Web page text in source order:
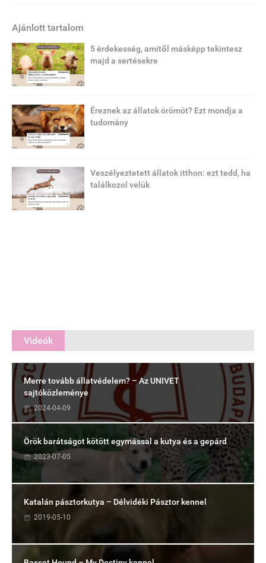
Ajánlott tartalom
5 érdekesség, amitől másképp tekintesz
majd a sertésekre
Éreznek az állatok örömöt? Ezt mondja a
tudomány
Veszélyeztetett állatok itthon: ezt tedd, ha
találkozol velük
Videók
Merre tovább állatvédelem? – Az UNIVET
sajtóközleménye
2024-04-09
Örök barátságot kötött egymással a kutya és a gepárd
2023-07-05
Katalán pásztorkutya – Délvidéki Pásztor kennel
2019-05-10